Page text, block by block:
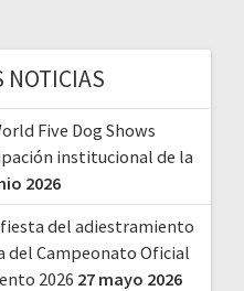
NOTICIAS
Five Dog Shows
institucional de la
2026
del adiestramiento
del Campeonato Oficial
2026 27 mayo 2026